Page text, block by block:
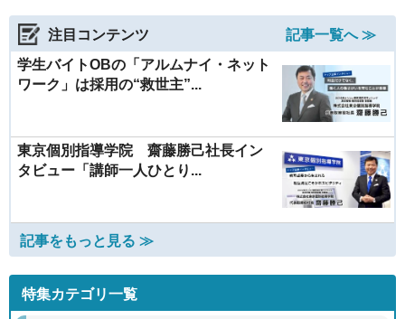
注目コンテンツ
記事一覧へ ≫
学生バイトOBの「アルムナイ・ネット
ワーク」は採用の“救世主”...
東京個別指導学院 齋藤勝己社長イン
タビュー「講師一人ひとり...
記事をもっと見る ≫
特集カテゴリ一覧